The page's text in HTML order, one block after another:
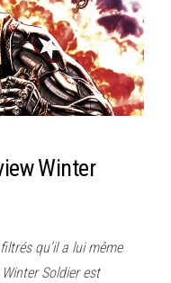
Winter
qu’il a lui même
Soldier est